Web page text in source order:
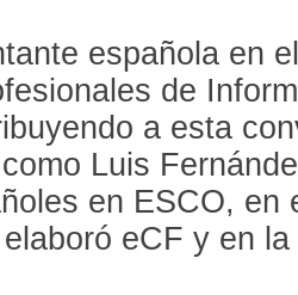
española en
de
a esta
Luis
en ESCO, en
eCF y en